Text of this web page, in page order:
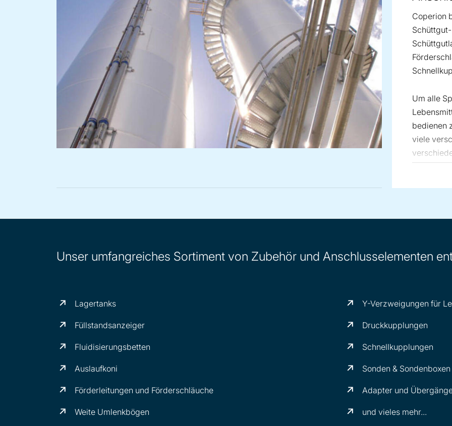
Coperion
Um alle
bedienen
viele
Unser umfangreiches Sortiment von Zubehör und Anschlusselementen
Lagertanks
Füllstandsanzeiger
Fluidisierungsbetten
Auslaufkoni
Förderleitungen und Förderschläuche
Weite Umlenkbögen
Y-Verzweigungen für
Druckkupplungen
Schnellkupplungen
Sonden & Sondenboxen
Adapter und
und vieles mehr...